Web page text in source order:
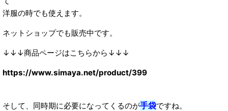
洋服の時でも使えます。
ネットショップでも販売中です。
↓↓↓商品ページはこちらから↓↓↓
https://www.simaya.net/product/399
そして、同時期に必要になってくるのが手袋ですね。